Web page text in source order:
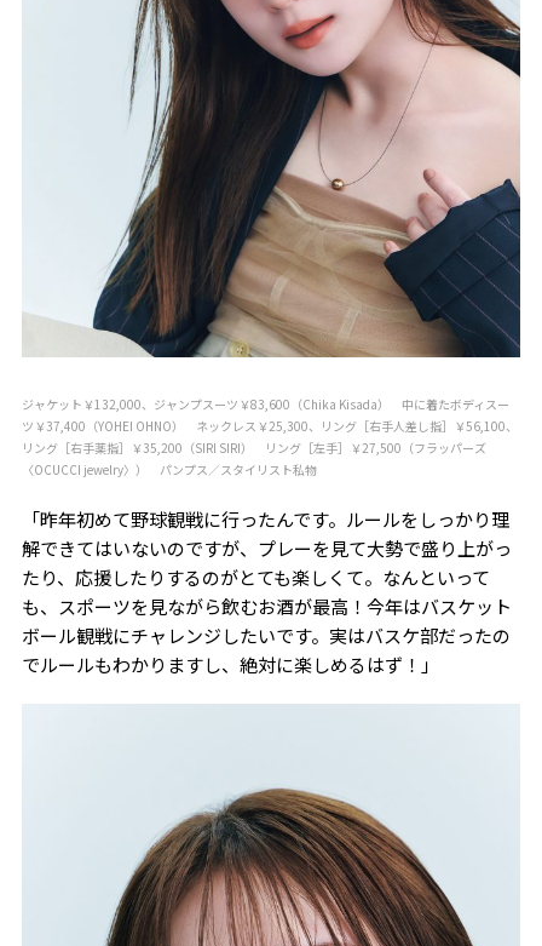
ジャケット￥132,000、ジャンプスーツ￥83,600（Chika Kisada） 中に着たボディスー
ツ￥37,400（YOHEI OHNO） ネックレス￥25,300、リング［右手人差し指］￥56,100、
リング［右手薬指］￥35,200（SIRI SIRI） リング［左手］￥27,500（フラッパーズ
〈OCUCCI jewelry〉） パンプス／スタイリスト私物
「昨年初めて野球観戦に行ったんです。ルールをしっかり理
解できてはいないのですが、プレーを見て大勢で盛り上がっ
たり、応援したりするのがとても楽しくて。なんといって
も、スポーツを見ながら飲むお酒が最高！今年はバスケット
ボール観戦にチャレンジしたいです。実はバスケ部だったの
でルールもわかりますし、絶対に楽しめるはず！」